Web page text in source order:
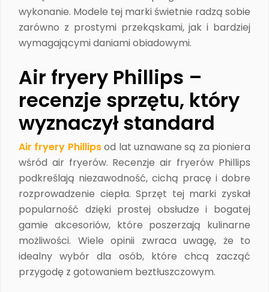
wykonanie. Modele tej marki świetnie radzą sobie
zarówno z prostymi przekąskami, jak i bardziej
wymagającymi daniami obiadowymi.
Air fryery Phillips –
recenzje sprzętu, który
wyznaczył standard
Air fryery Phillipsod lat uznawane są za pioniera
wśród air fryerów. Recenzje air fryerów Phillips
podkreślają niezawodność, cichą pracę i dobre
rozprowadzenie ciepła. Sprzęt tej marki zyskał
popularność dzięki prostej obsłudze i bogatej
gamie akcesoriów, które poszerzają kulinarne
możliwości. Wiele opinii zwraca uwagę, że to
idealny wybór dla osób, które chcą zacząć
przygodę z gotowaniem beztłuszczowym.